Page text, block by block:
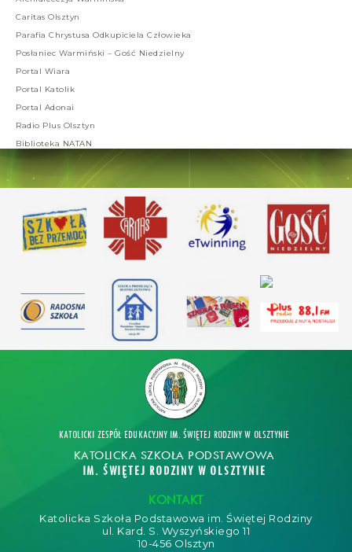
Caritas Olsztyn
Parafia Chrystusa Odkupiciela Człowieka
Posłaniec Warmiński – Gość Niedzielny
Portal Wiara
Portal Katolik
Portal Adonai
Radio Plus Olsztyn
Biblioteka NATAN
KATOLICKI ZESPÓŁ EDUKACYJNY IM. ŚWIĘTEJ RODZINY W OLSZTYNIE
KATOLICKA SZKOŁA PODSTAWOWA
IM. ŚWIĘTEJ RODZINY W OLSZTYNIE
KONTAKT
Katolicka Szkoła Podstawowa im. Świętej Rodziny
ul. Kard. S. Wyszyńskiego 11
10-456 Olsztyn